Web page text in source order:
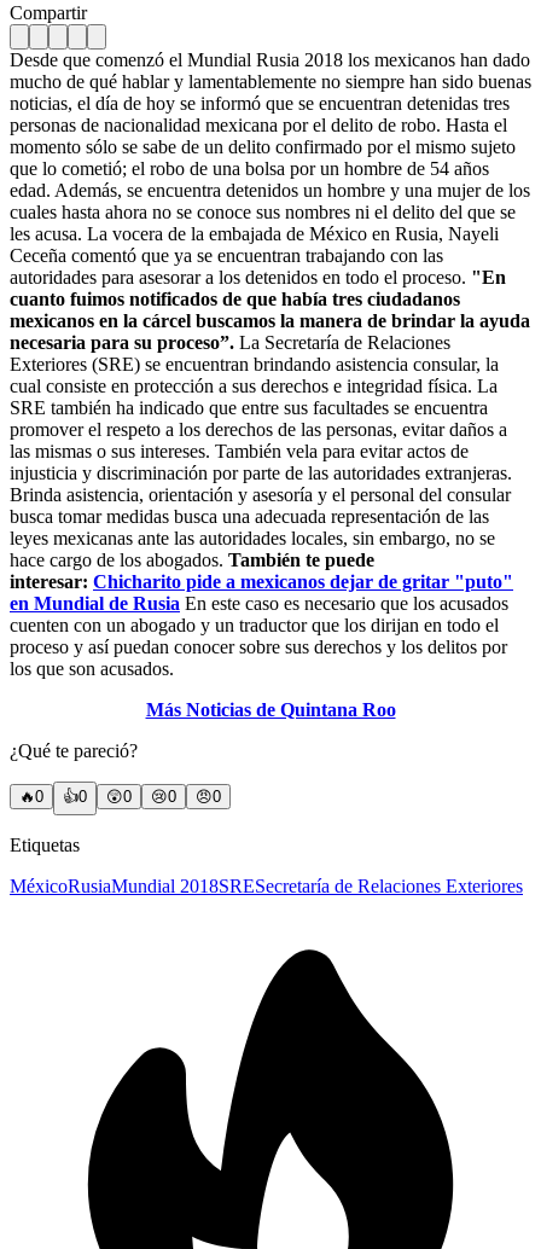
Compartir
Desde que comenzó el Mundial Rusia 2018 los mexicanos han dado
mucho de qué hablar y lamentablemente no siempre han sido buenas
noticias, el día de hoy se informó que se encuentran detenidas tres
personas de nacionalidad mexicana por el delito de robo. Hasta el
momento sólo se sabe de un delito confirmado por el mismo sujeto
que lo cometió; el robo de una bolsa por un hombre de 54 años
edad. Además, se encuentra detenidos un hombre y una mujer de los
cuales hasta ahora no se conoce sus nombres ni el delito del que se
les acusa. La vocera de la embajada de México en Rusia, Nayeli
Ceceña comentó que ya se encuentran trabajando con las
autoridades para asesorar a los detenidos en todo el proceso. "En
cuanto fuimos notificados de que había tres ciudadanos
mexicanos en la cárcel buscamos la manera de brindar la ayuda
necesaria para su proceso”. La Secretaría de Relaciones
Exteriores (SRE) se encuentran brindando asistencia consular, la
cual consiste en protección a sus derechos e integridad física. La
SRE también ha indicado que entre sus facultades se encuentra
promover el respeto a los derechos de las personas, evitar daños a
las mismas o sus intereses. También vela para evitar actos de
injusticia y discriminación por parte de las autoridades extranjeras.
Brinda asistencia, orientación y asesoría y el personal del consular
busca tomar medidas busca una adecuada representación de las
leyes mexicanas ante las autoridades locales, sin embargo, no se
hace cargo de los abogados. También te puede
interesar: Chicharito pide a mexicanos dejar de gritar "puto"
en Mundial de Rusia En este caso es necesario que los acusados
cuenten con un abogado y un traductor que los dirijan en todo el
proceso y así puedan conocer sobre sus derechos y los delitos por
los que son acusados.
Más Noticias de Quintana Roo
¿Qué te pareció?
🔥0 👍0 😲0 😢0 😠0
Etiquetas
MéxicoRusiaMundial 2018SRESecretaría de Relaciones Exteriores